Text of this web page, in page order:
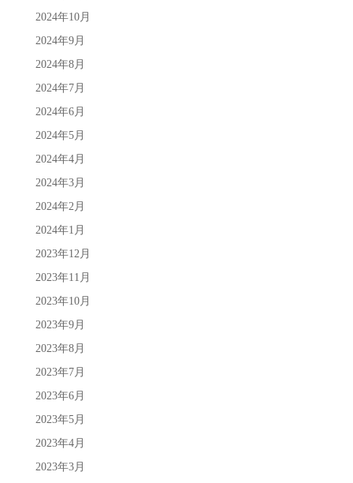
2024年10月
2024年9月
2024年8月
2024年7月
2024年6月
2024年5月
2024年4月
2024年3月
2024年2月
2024年1月
2023年12月
2023年11月
2023年10月
2023年9月
2023年8月
2023年7月
2023年6月
2023年5月
2023年4月
2023年3月